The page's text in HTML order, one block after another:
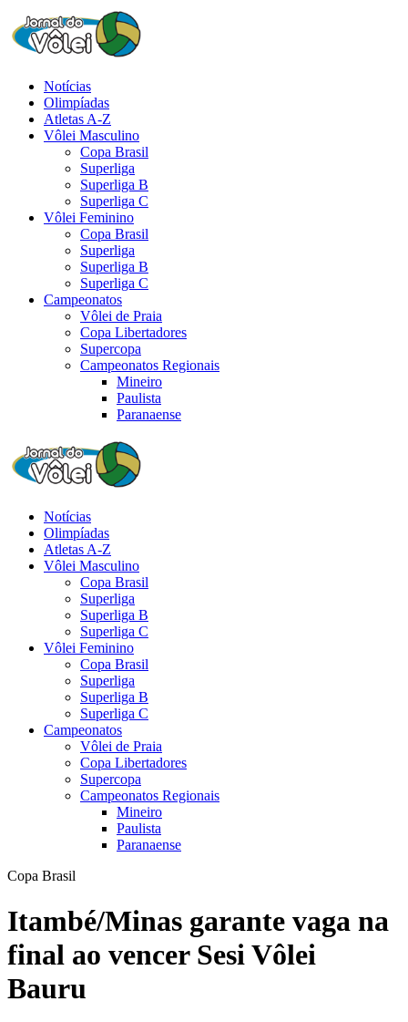
Notícias
Olimpíadas
Atletas A-Z
Vôlei Masculino
Copa Brasil
Superliga
Superliga B
Superliga C
Vôlei Feminino
Copa Brasil
Superliga
Superliga B
Superliga C
Campeonatos
Vôlei de Praia
Copa Libertadores
Supercopa
Campeonatos Regionais
Mineiro
Paulista
Paranaense
Notícias
Olimpíadas
Atletas A-Z
Vôlei Masculino
Copa Brasil
Superliga
Superliga B
Superliga C
Vôlei Feminino
Copa Brasil
Superliga
Superliga B
Superliga C
Campeonatos
Vôlei de Praia
Copa Libertadores
Supercopa
Campeonatos Regionais
Mineiro
Paulista
Paranaense
Copa Brasil
Itambé/Minas garante vaga na
final ao vencer Sesi Vôlei
Bauru